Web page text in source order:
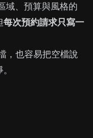
域、預算與風格的
每次預約請求只寫一
，也容易把空檔說